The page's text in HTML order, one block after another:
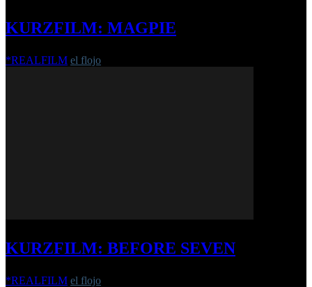
KURZFILM: MAGPIE
*REALFILM el flojo
KURZFILM: BEFORE SEVEN
*REALFILM el flojo